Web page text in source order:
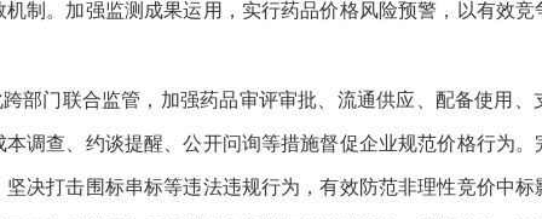
制。加强监测成果运用，实行药品价格风险预警，以有效
部门联合监管，加强药品审评审批、流通供应、配备使用
调查、约谈提醒、公开问询等措施督促企业规范价格行为
决打击围标串标等违法违规行为，有效防范非理性竞价中